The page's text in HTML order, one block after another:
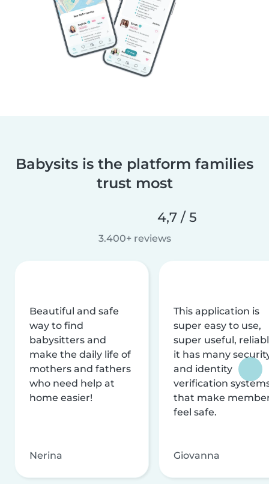
Babysits is the platform families
trust most
4,7 / 5
3.400+ reviews
Beautiful and safe
way to find
babysitters and
make the daily life of
mothers and fathers
who need help at
home easier!
Nerina
This application is
super easy to use,
super useful,
it has many
and identity
verification
that make
feel safe.
Giovanna